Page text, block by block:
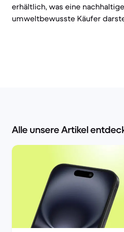
erhältlich, was eine
umweltbewusste Käufer
Alle unsere Artikel